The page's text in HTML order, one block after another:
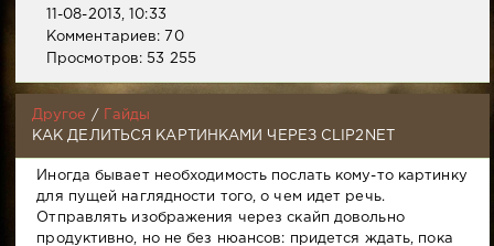
11-08-2013, 10:33
Комментариев: 70
Просмотров: 53 255
Другое /
Гайды
КАК ДЕЛИТЬСЯ КАРТИНКАМИ ЧЕРЕЗ CLIP2NET
Иногда бывает необходимость послать кому-то картинку
для пущей наглядности того, о чем идет речь.
Отправлять изображения через скайп довольно
продуктивно, но не без нюансов: придется ждать, пока